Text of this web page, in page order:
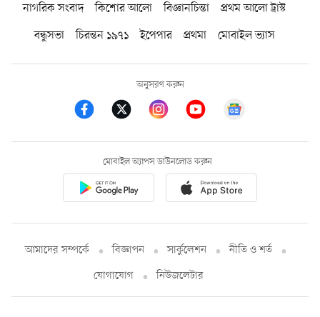
নাগরিক সংবাদ কিশোর আলো বিজ্ঞানচিন্তা
প্রথম আলো ট্রাস্ট
বন্ধুসভা
চিরন্তন ১৯৭১ ইপেপার প্রথমা মোবাইল ভ্যাস
অনুসরণ করুন
মোবাইল অ্যাপস ডাউনলোড করুন
আমাদের সম্পর্কে বিজ্ঞাপন সার্কুলেশন
নীতি ও শর্ত
যোগাযোগ
নিউজলেটার